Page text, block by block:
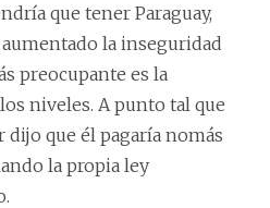
que tener Paraguay,
la inseguridad
preocupante es la
niveles. A punto tal que
que él pagaría nomás
la propia ley